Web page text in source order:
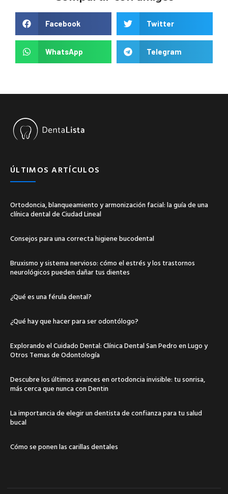
Facebook Twitter
WhatsApp Telegram
ÚLTIMOS ARTÍCULOS
Ortodoncia, blanqueamiento y armonización facial: la guía de una
clínica dental de Ciudad Lineal
Consejos para una correcta higiene bucodental
Bruxismo y sistema nervioso: cómo el estrés y los trastornos
neurológicos pueden dañar tus dientes
¿Qué es una férula dental?
¿Qué hay que hacer para ser odontólogo?
Explorando el Cuidado Dental: Clínica Dental San Pedro en Lugo y
Otros Temas de Odontología
Descubre los últimos avances en ortodoncia invisible: tu sonrisa,
más cerca que nunca con Dentin
La importancia de elegir un dentista de confianza para tu salud
bucal
Cómo se ponen las carillas dentales